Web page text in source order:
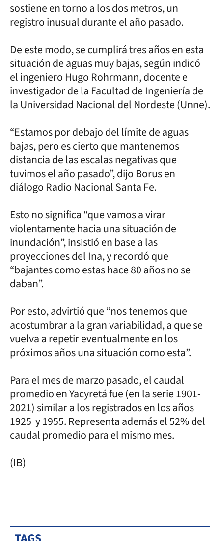
sostiene en torno a los dos metros, un
registro inusual durante el año pasado.
De este modo, se cumplirá tres años en esta
situación de aguas muy bajas, según indicó
el ingeniero Hugo Rohrmann, docente e
investigador de la Facultad de Ingeniería de
la Universidad Nacional del Nordeste (Unne).
“Estamos por debajo del límite de aguas
bajas, pero es cierto que mantenemos
distancia de las escalas negativas que
tuvimos el año pasado”, dijo Borus en
diálogo Radio Nacional Santa Fe.
Esto no significa “que vamos a virar
violentamente hacia una situación de
inundación”, insistió en base a las
proyecciones del Ina, y recordó que
“bajantes como estas hace 80 años no se
daban”.
Por esto, advirtió que “nos tenemos que
acostumbrar a la gran variabilidad, a que se
vuelva a repetir eventualmente en los
próximos años una situación como esta”.
Para el mes de marzo pasado, el caudal
promedio en Yacyretá fue (en la serie 1901-
2021) similar a los registrados en los años
1925 y 1955. Representa además el 52% del
caudal promedio para el mismo mes.
(IB)